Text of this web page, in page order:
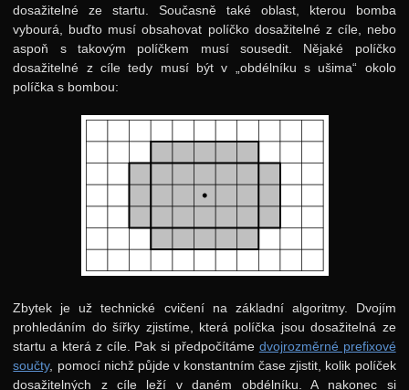
dosažitelné ze startu. Současně také oblast, kterou bomba
vybourá, buďto musí obsahovat políčko dosažitelné z cíle, nebo
aspoň s takovým políčkem musí sousedit. Nějaké políčko
dosažitelné z cíle tedy musí být v „obdélníku s ušima“ okolo
políčka s bombou:
Zbytek je už technické cvičení na základní algoritmy. Dvojím
prohledáním do šířky zjistíme, která políčka jsou dosažitelná ze
startu a která z cíle. Pak si předpočítáme dvojrozměrné prefixové
součty, pomocí nichž půjde v konstantním čase zjistit, kolik políček
dosažitelných z cíle leží v daném obdélníku. A nakonec si
5. ročník: 92/93
4. ročník: 91/92
3. ročník: 90/91
1. ročník: 88/89